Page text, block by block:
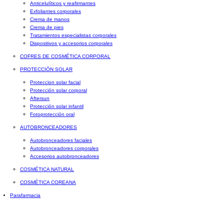
Anticelulíticos y reafirmantes
Exfoliantes corporales
Crema de manos
Crema de pies
Tratamientos especialistas corporales
Dispositivos y accesorios corporales
COFRES DE COSMÉTICA CORPORAL
PROTECCIÓN SOLAR
Proteccion solar facial
Protección solar corporal
Aftersun
Protección solar infantil
Fotoprotección oral
AUTOBRONCEADORES
Autobronceadores faciales
Autobronceadores corporales
Accesorios autobronceadores
COSMÉTICA NATURAL
COSMÉTICA COREANA
Parafarmacia